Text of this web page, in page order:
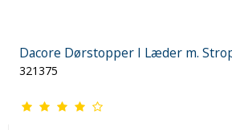
Dacore Dørstopper I Læder m.
321375